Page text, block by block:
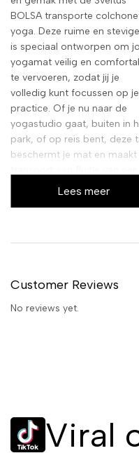
BOLSA transporte
yoga. Deze ruime en
is speciaal ontworpen om
yogamat veilig en
te vervoeren, zodat jij je
volledig kunt focussen op je
practice. Of je nu naar de
yogastudio gaat, buiten in
park, of op reis bent, deze
beschermt je mat en
cent. Het is de ideale
De voordelen
Gemaakt van hoogwaardig
vrijwel elke standaard
mee te nemen. De tas is
Lees meer
Customer Reviews
No reviews yet.
Viral